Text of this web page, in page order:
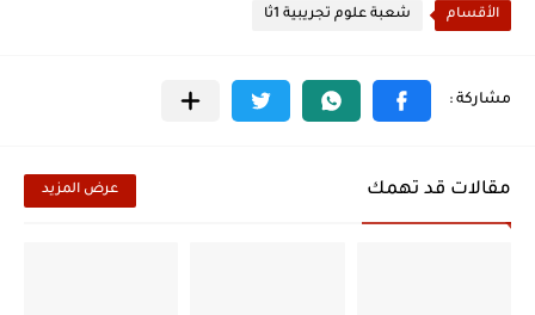
الأقسام شعبة علوم تجريبية 1ثا
مقالات قد تهمك عرض المزيد